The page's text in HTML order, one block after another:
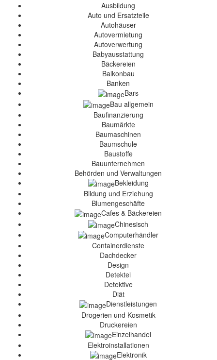
Ausbildung
Auto und Ersatzteile
Autohäuser
Autovermietung
Autoverwertung
Babyausstattung
Bäckereien
Balkonbau
Banken
Bars
Bau allgemein
Baufinanzierung
Baumärkte
Baumaschinen
Baumschule
Baustoffe
Bauunternehmen
Behörden und Verwaltungen
Bekleidung
Bildung und Erziehung
Blumengeschäfte
Cafes & Bäckereien
Chinesisch
Computerhändler
Containerdienste
Dachdecker
Design
Detektei
Detektive
Diät
Dienstleistungen
Drogerien und Kosmetik
Druckereien
Einzelhandel
Elektroinstallationen
Elektronik